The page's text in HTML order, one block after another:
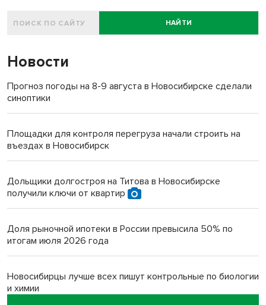
НАЙТИ
Новости
Прогноз погоды на 8-9 августа в Новосибирске сделали
синоптики
Площадки для контроля перегруза начали строить на
въездах в Новосибирск
Дольщики долгостроя на Титова в Новосибирске
получили ключи от квартир
Доля рыночной ипотеки в России превысила 50% по
итогам июля 2026 года
Новосибирцы лучше всех пишут контрольные по биологии
и химии